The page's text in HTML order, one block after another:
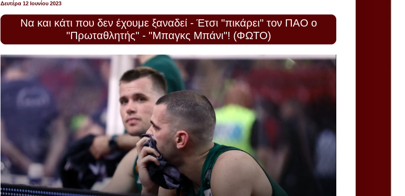
Δευτέρα 12 Ιουνίου 2023
Να και κάτι που δεν έχουμε ξαναδεί - Έτσι "πικάρει" τον ΠΑΟ ο
"Πρωταθλητής" - "Μπαγκς Μπάνι"! (ΦΩΤΟ)